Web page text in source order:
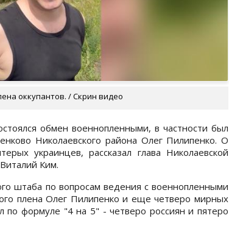
оккупантов. / Скрин видео
обмен военнопленными, в частности был
Николаевского района Олег Пилипенко. О
украинцев, рассказал глава Николаевской
Ким.
штаба по вопросам ведения с военнопленными
плена Олег Пилипенко и еще четверо мирных
по формуле "4 на 5" - четверо россиян и пятеро